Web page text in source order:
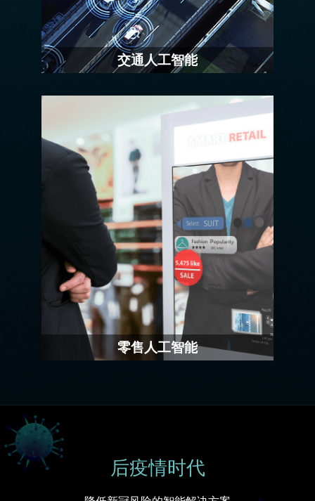
交通人工智能
方案，将他们的软件与IEI产品结合。
零售人工智能
物。
后疫情时代
欢迎来到本网站，请问有什么可以帮您？